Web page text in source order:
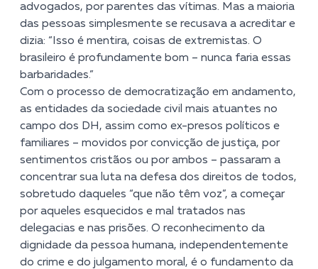
advogados, por parentes das vítimas. Mas a maioria
das pessoas simplesmente se recusava a acreditar e
dizia: “Isso é mentira, coisas de extremistas. O
brasileiro é profundamente bom – nunca faria essas
barbaridades.”
Com o processo de democratização em andamento,
as entidades da sociedade civil mais atuantes no
campo dos DH, assim como ex-presos políticos e
familiares – movidos por convicção de justiça, por
sentimentos cristãos ou por ambos – passaram a
concentrar sua luta na defesa dos direitos de todos,
sobretudo daqueles “que não têm voz”, a começar
por aqueles esquecidos e mal tratados nas
delegacias e nas prisões. O reconhecimento da
dignidade da pessoa humana, independentemente
do crime e do julgamento moral, é o fundamento da